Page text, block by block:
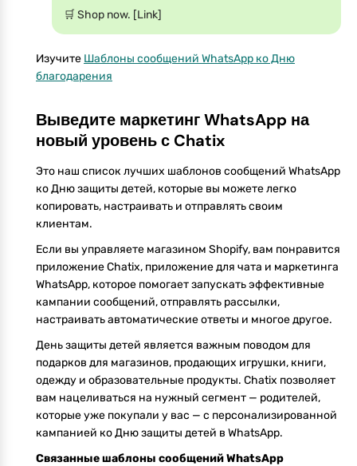
🛒 Shop now. [Link]
Изучите Шаблоны сообщений WhatsApp ко Дню
благодарения
Выведите маркетинг WhatsApp на
новый уровень с Chatix
Это наш список лучших шаблонов сообщений WhatsApp
ко Дню защиты детей, которые вы можете легко
копировать, настраивать и отправлять своим
клиентам.
Если вы управляете магазином Shopify, вам понравится
приложение Chatix, приложение для чата и маркетинга
WhatsApp, которое помогает запускать эффективные
кампании сообщений, отправлять рассылки,
настраивать автоматические ответы и многое другое.
День защиты детей является важным поводом для
подарков для магазинов, продающих игрушки, книги,
одежду и образовательные продукты. Chatix позволяет
вам нацеливаться на нужный сегмент — родителей,
которые уже покупали у вас — с персонализированной
кампанией ко Дню защиты детей в WhatsApp.
Связанные шаблоны сообщений WhatsApp